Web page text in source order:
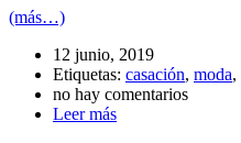
(más…)
12 junio, 2019
Etiquetas: casación, moda,
no hay comentarios
Leer más